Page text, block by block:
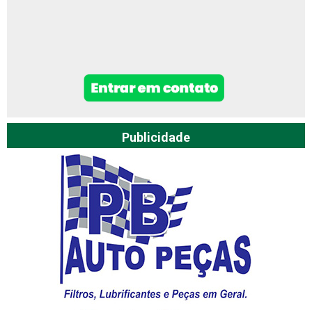
Publicidade